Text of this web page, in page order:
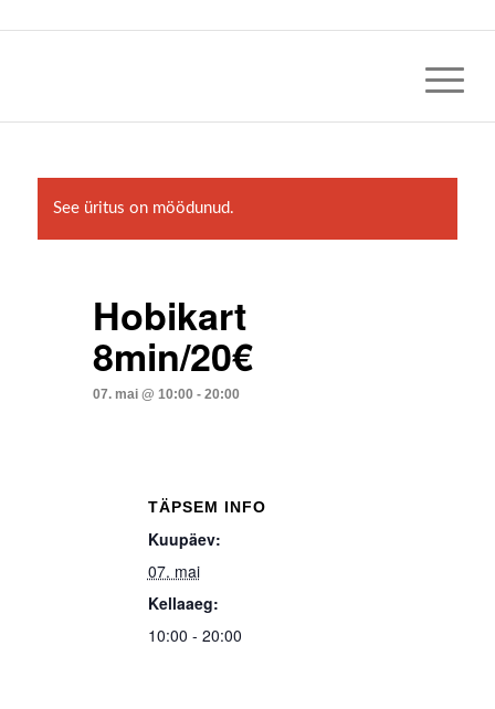
See üritus on möödunud.
Hobikart
8min/20€
07. mai @ 10:00 - 20:00
TÄPSEM INFO
Kuupäev:
07. mai
Kellaaeg:
10:00 - 20:00